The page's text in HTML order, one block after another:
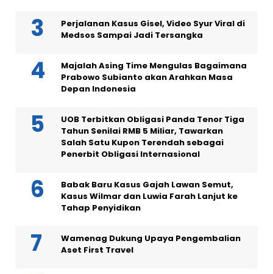
Perjalanan Kasus Gisel, Video Syur Viral di
Medsos Sampai Jadi Tersangka
Majalah Asing Time Mengulas Bagaimana
Prabowo Subianto akan Arahkan Masa
Depan Indonesia
UOB Terbitkan Obligasi Panda Tenor Tiga
Tahun Senilai RMB 5 Miliar, Tawarkan
Salah Satu Kupon Terendah sebagai
Penerbit Obligasi Internasional
Babak Baru Kasus Gajah Lawan Semut,
Kasus Wilmar dan Luwia Farah Lanjut ke
Tahap Penyidikan
Wamenag Dukung Upaya Pengembalian
Aset First Travel